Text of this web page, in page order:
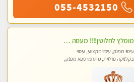
055-4532150
מומלץ לחלוטין!!!! מעסה מקצועית מהממת ואיכותית פרטי!!!לזוגות +לבית המלון - ללא מין !!
עיסוי מפנק, עיסוי מקצועי, עיסוי
בקלניקה פרטית, מתחמי ספא מפנק,